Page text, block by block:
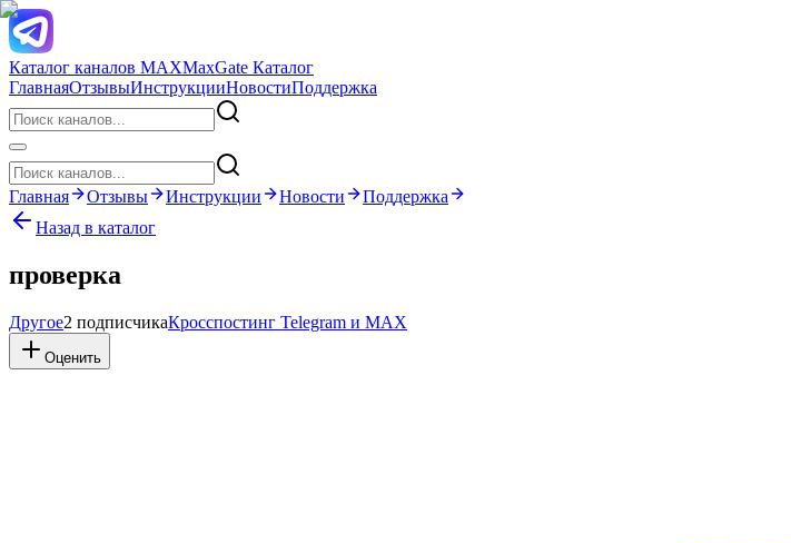
Каталог каналов MAXMaxGate Каталог
ГлавнаяОтзывыИнструкцииНовостиПоддержка
Главная Отзывы Инструкции Новости
Поддержка
Назад в каталог
проверка
Другое2 подписчикаКросспостинг Telegram и MAX
Оценить